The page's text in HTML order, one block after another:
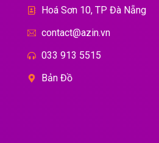
Hoá Sơn 10, TP Đà Nẵng
contact@azin.vn
033 913 5515
Bản Đồ